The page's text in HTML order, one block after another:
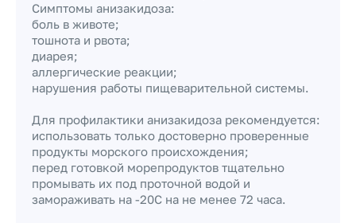
Симптомы анизакидоза:
боль в животе;
тошнота и рвота;
диарея;
аллергические реакции;
нарушения работы пищеварительной системы.
Для профилактики анизакидоза рекомендуется:
использовать только достоверно проверенные
продукты морского происхождения;
перед готовкой морепродуктов тщательно
промывать их под проточной водой и
замораживать на -20С на не менее 72 часа.